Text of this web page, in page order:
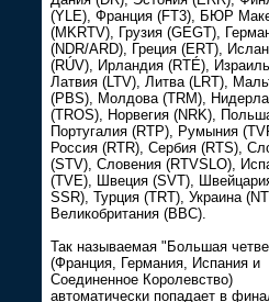
(YLE), Франция (FT3), БЮР
(MKRTV), Грузия (GEGT),
(NDR/ARD), Греция (ERT),
(RÚV), Ирландия (RTÉ),
Латвия (LTV), Литва (LRT),
(PBS), Молдова (TRM),
(TROS), Норвегия (NRK),
Португалия (RTP), Румыния
Россия (RTR), Сербия (RTS),
(STV), Словения (RTVSLO),
(TVE), Швеция (SVT),
SSR), Турция (TRT), Украина
Великобритания (BBC).
Так называемая "Большая
(Франция, Германия, Испания и
Соединенное Королевство)
автоматически попадает в